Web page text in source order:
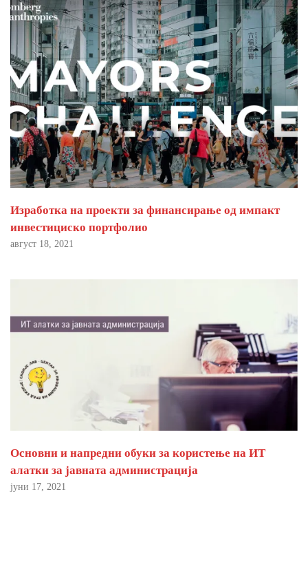
Изработка на проекти за финансирање од импакт
инвестициско портфолио
август 18, 2021
Основни и напредни обуки за користење на ИТ
алатки за јавната администрација
јуни 17, 2021